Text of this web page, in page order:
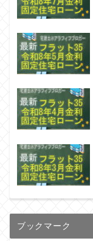
ブックマーク